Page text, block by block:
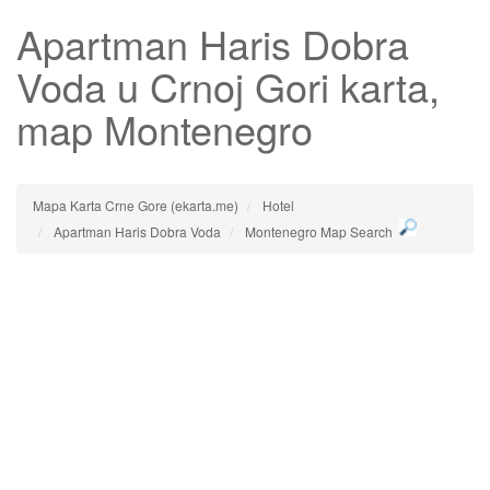
Apartman Haris Dobra
Voda u Crnoj Gori karta,
map Montenegro
Mapa Karta Crne Gore (ekarta.me)
Hotel
Apartman Haris Dobra Voda
Montenegro Map Search